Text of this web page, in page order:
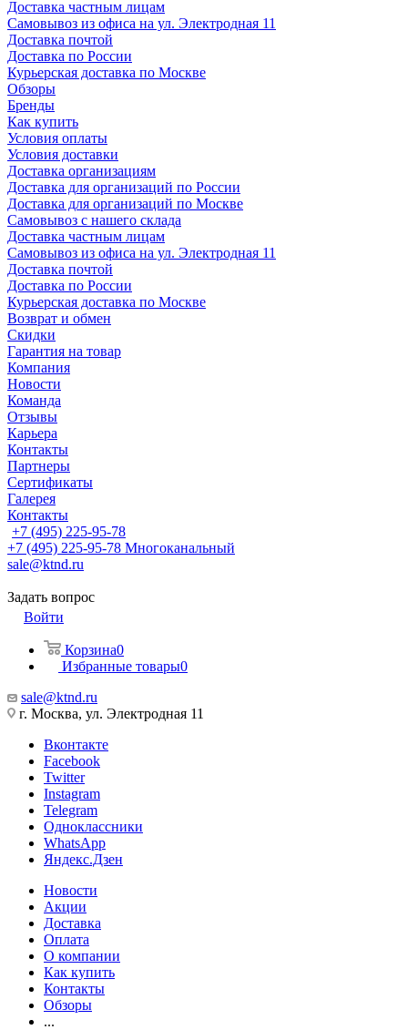
Доставка частным лицам
Самовывоз из офиса на ул. Электродная 11
Доставка почтой
Доставка по России
Курьерская доставка по Москве
Обзоры
Бренды
Как купить
Условия оплаты
Условия доставки
Доставка организациям
Доставка для организаций по России
Доставка для организаций по Москве
Самовывоз с нашего склада
Доставка частным лицам
Самовывоз из офиса на ул. Электродная 11
Доставка почтой
Доставка по России
Курьерская доставка по Москве
Возврат и обмен
Скидки
Гарантия на товар
Компания
Новости
Команда
Отзывы
Карьера
Контакты
Партнеры
Сертификаты
Галерея
Контакты
+7 (495) 225-95-78
+7 (495) 225-95-78 Многоканальный
sale@ktnd.ru
Задать вопрос
Войти
Корзина0
Избранные товары0
sale@ktnd.ru
г. Москва, ул. Электродная 11
Вконтакте
Facebook
Twitter
Instagram
Telegram
Одноклассники
WhatsApp
Яндекс.Дзен
Новости
Акции
Доставка
Оплата
О компании
Как купить
Контакты
Обзоры
...